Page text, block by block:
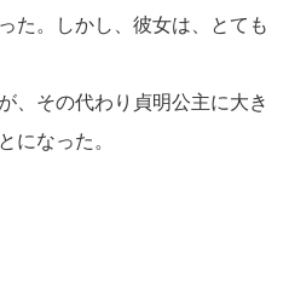
た。しかし、彼女は、とても
、その代わり貞明公主に大き
になった。